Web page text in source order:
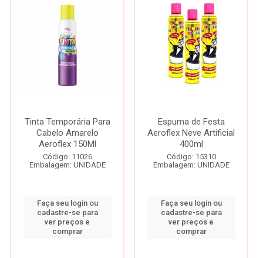
Tinta Temporária Para
Cabelo Amarelo
Aeroflex 150Ml
Código: 11026
Embalagem: UNIDADE
Faça seu login ou
cadastre-se para
ver preços e
comprar
Espuma de Festa
Aeroflex Neve Artificial
400ml
Código: 15310
Embalagem: UNIDADE
Faça seu login ou
cadastre-se para
ver preços e
comprar